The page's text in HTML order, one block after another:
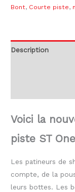
Bont, Courte piste,
Description
Voici la
piste ST
Les patineurs de
compte, de la
leurs bottes. Les